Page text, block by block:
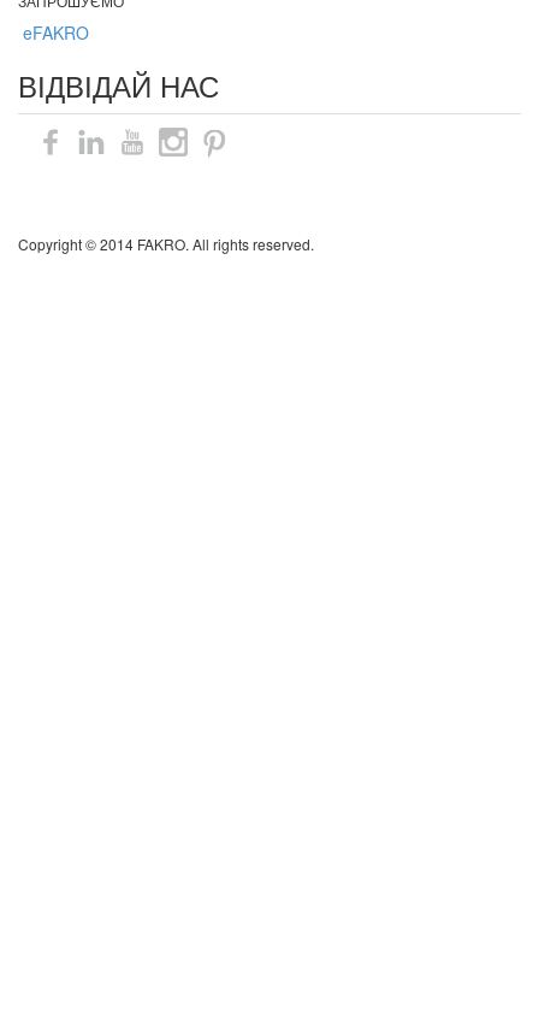
eFAKRO
ВІДВІДАЙ НАС
Copyright © 2014 FAKRO. All rights reserved.